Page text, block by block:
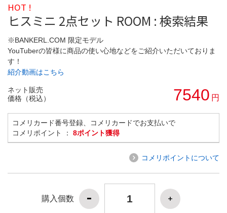
HOT !
ヒスミニ 2点セット ROOM : 検索結果
※BANKERL.COM 限定モデル
YouTuberの皆様に商品の使い心地などをご紹介いただいておりま
す！
紹介動画はこちら
ネット販売
価格（税込）
7540 円
コメリカード番号登録、コメリカードでお支払いで
コメリポイント ： 8ポイント獲得
コメリポイントについて
購入個数